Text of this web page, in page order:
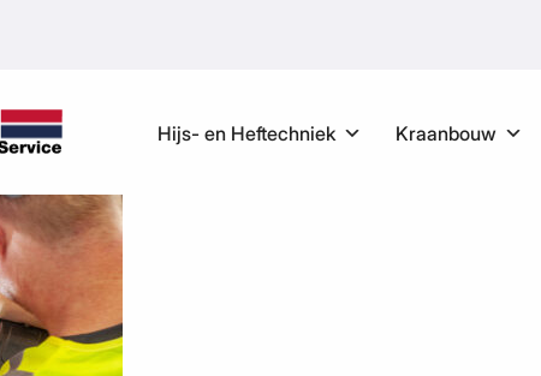
Hijs- en Heftechniek Kraanbouw